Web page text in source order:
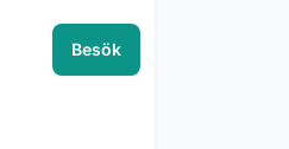
Besök